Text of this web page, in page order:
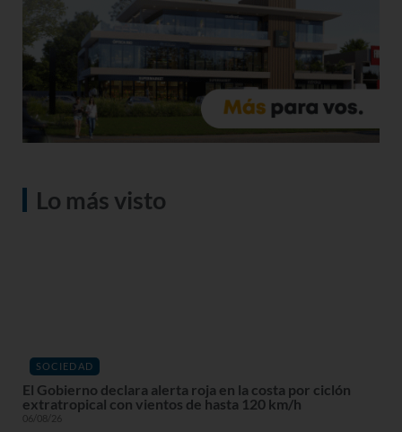
Lo más visto
SOCIEDAD
El Gobierno declara alerta roja en la costa por ciclón
extratropical con vientos de hasta 120 km/h
06/08/26